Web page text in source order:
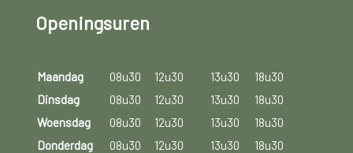
Openingsuren
Maandag 08u30 12u30 13u30
18u30
Dinsdag
08u30 12u30 13u30
18u30
Woensdag
08u30 12u30 13u30
18u30
Donderdag
08u30 12u30 13u30
18u30